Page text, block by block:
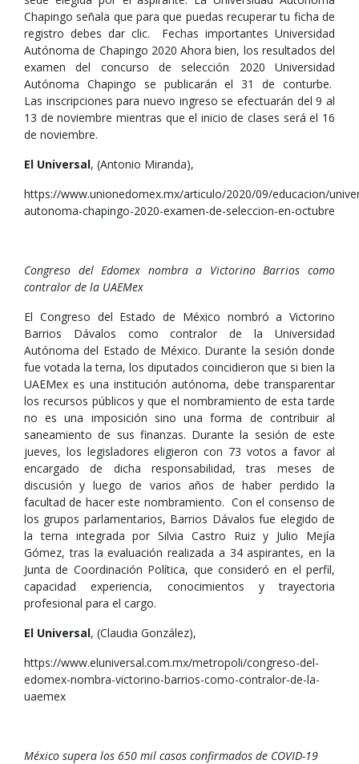
Chapingo señala que para que puedas recuperar tu ficha de
registro debes dar clic. Fechas importantes Universidad
Autónoma de Chapingo 2020 Ahora bien, los resultados del
examen del concurso de selección 2020 Universidad
Autónoma Chapingo se publicarán el 31 de conturbe.
Las inscripciones para nuevo ingreso se efectuarán del 9 al
13 de noviembre mientras que el inicio de clases será el 16
de noviembre.
El Universal, (Antonio Miranda),
https://www.unionedomex.mx/articulo/2020/09/educacion/
autonoma-chapingo-2020-examen-de-seleccion-en-octubre
Congreso del Edomex nombra a Victorino Barrios como
contralor de la UAEMex
El Congreso del Estado de México nombró a Victorino
Barrios Dávalos como contralor de la Universidad
Autónoma del Estado de México. Durante la sesión donde
fue votada la terna, los diputados coincidieron que si bien la
UAEMex es una institución autónoma, debe transparentar
los recursos públicos y que el nombramiento de esta tarde
no es una imposición sino una forma de contribuir al
saneamiento de sus finanzas. Durante la sesión de este
jueves, los legisladores eligieron con 73 votos a favor al
encargado de dicha responsabilidad, tras meses de
discusión y luego de varios años de haber perdido la
facultad de hacer este nombramiento. Con el consenso de
los grupos parlamentarios, Barrios Dávalos fue elegido de
la terna integrada por Silvia Castro Ruiz y Julio Mejía
Gómez, tras la evaluación realizada a 34 aspirantes, en la
Junta de Coordinación Política, que consideró en el perfil,
capacidad experiencia, conocimientos y trayectoria
profesional para el cargo.
El Universal, (Claudia González),
https://www.eluniversal.com.mx/metropoli/congreso-del-
edomex-nombra-victorino-barrios-como-contralor-de-la-
uaemex
México supera los 650 mil casos confirmados de COVID-19